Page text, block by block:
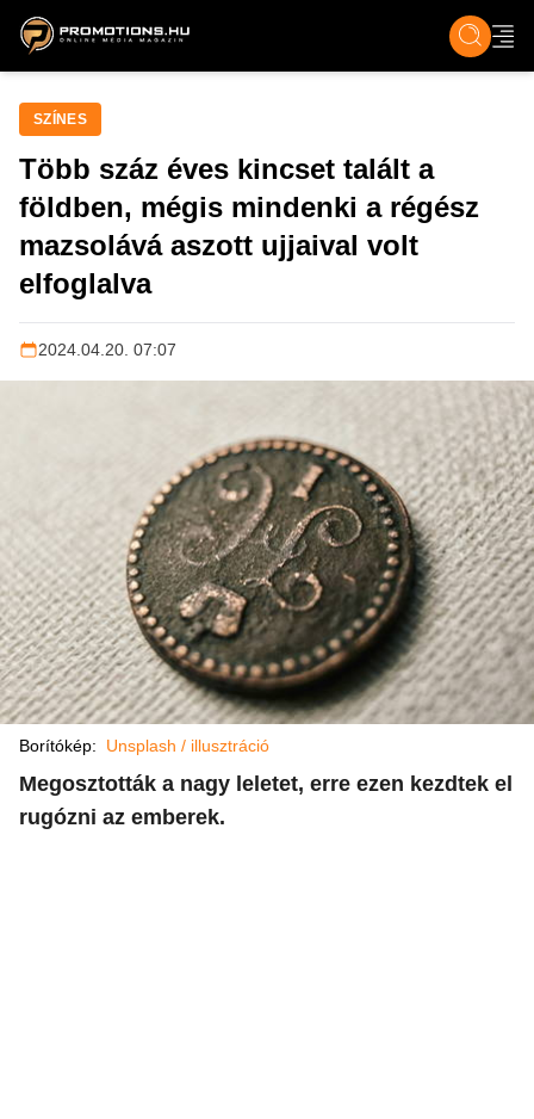
ZENE, FILM & KULT ÉLET TECH &
SZÍNES
Több száz éves kincset talált a
földben, mégis mindenki a régész
mazsolává aszott ujjaival volt
elfoglalva
2024.04.20. 07:07
Borítókép: Unsplash / illusztráció
Megosztották a nagy leletet, erre ezen kezdtek el
rugózni az emberek.